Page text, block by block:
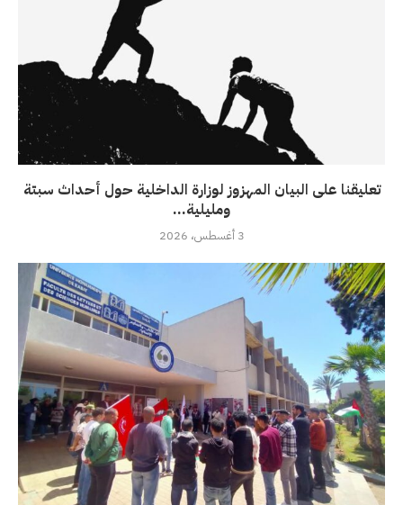
تعليقنا على البيان المهزوز لوزارة الداخلية حول أحداث سبتة
ومليلية...
3 أغسطس، 2026